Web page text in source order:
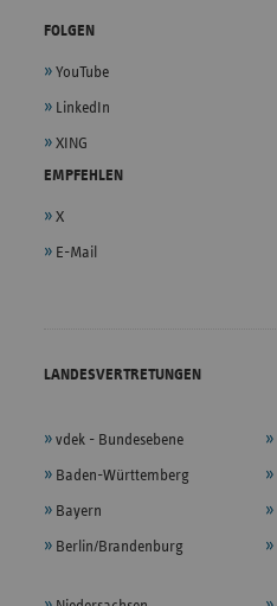
FOLGEN
YouTube
LinkedIn
XING
EMPFEHLEN
X
E-Mail
LANDESVERTRETUNGEN
vdek - Bundesebene
Baden-Württemberg
Bayern
Berlin/Brandenburg